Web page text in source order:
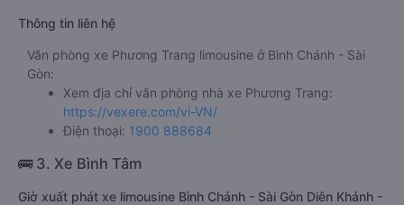
Thông tin liên hệ
Văn phòng xe Phương Trang limousine ở Bình Chánh - Sài
Gòn:
Xem địa chỉ văn phòng nhà xe Phương Trang:
https://vexere.com/vi-VN/
Điện thoại: 1900 888684
🚌 3. Xe Bình Tâm
Giờ xuất phát xe limousine Bình Chánh - Sài Gòn Diên Khánh -